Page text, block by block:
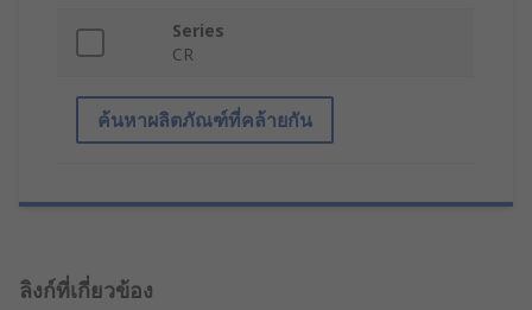
Series
CR
ค้นหาผลิตภัณฑ์ที่คล้ายกัน
ลิงก์ที่เกี่ยวข้อง